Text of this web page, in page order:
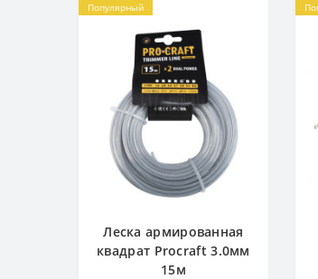
Популярный
Леска армированная
квадрат Procraft 3.0мм
15м